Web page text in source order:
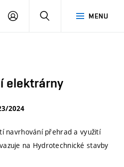
MENU
PŘIHLÁSIT
elektrárny
2024
navrhování přehrad a využití
na Hydrotechnické stavby